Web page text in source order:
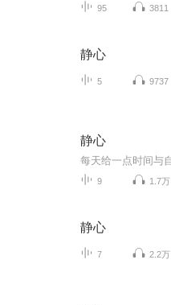
95 3811
静心
5 9737
静心
9 1.7万
静心
7 2.2万